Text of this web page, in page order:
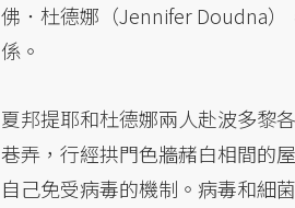
佛．杜德娜（Jennifer Doudna
係。
夏邦提耶和杜德娜兩人赴波多黎
巷弄，行經拱門色牆赭白相間的
自己免受病毒的機制。病毒和細